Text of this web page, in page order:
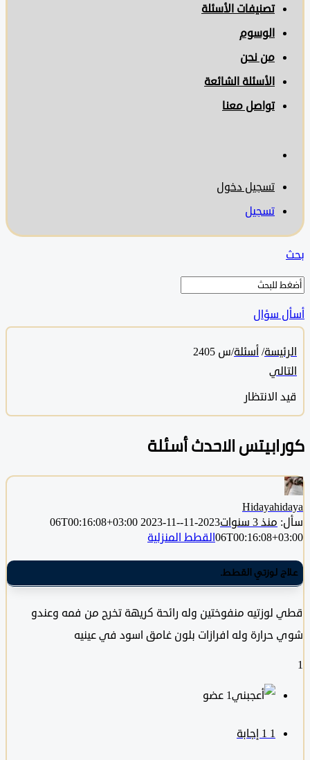
تصنيفات الأسئلة
الوسوم
من نحن
الأسئلة الشائعة
تواصل معنا
تسجيل دخول
تسجيل
سؤال
/ أسئلة/س 2405
الانتظار
الاحدث أسئلة
منذ 3 سنوات 2023-11-06T00:16:08+03:00
2023-11-
القطط المنزلية
لوزتي القطط.
منفوختين وله رائحة كريهة تخرج من فمه وعندو
وله افرازات بلون غامق اسود في عينيه
‫1 عضو